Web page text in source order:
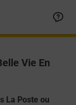
Vie En
La Poste ou